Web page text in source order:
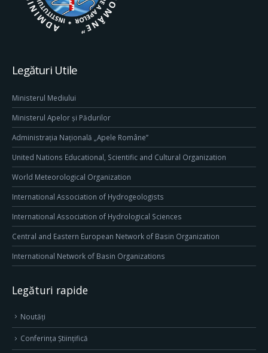
Legături Utile
Ministerul Mediului
Ministerul Apelor și Pădurilor
Administrația Națională „Apele Române”
United Nations Educational, Scientific and Cultural Organization
World Meteorological Organization
International Association of Hydrogeologists
International Association of Hydrological Sciences
Central and Eastern European Network of Basin Organization
International Network of Basin Organizations
Legături rapide
Noutăți
Conferința Științifică